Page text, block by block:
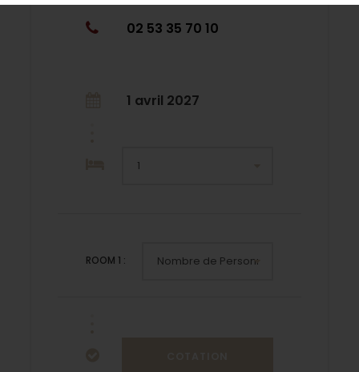
02 53 35 70 10
1 avril 2027
ROOM 1 :